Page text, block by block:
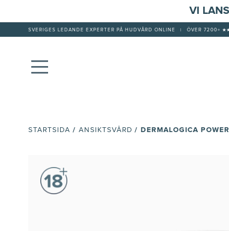
VI
SVERIGES LEDANDE EXPERTER PÅ HUDVÅRD ONLINE ÖVER 7200+
STARTSIDA / ANSIKTSVÅRD / DERMALOGICA